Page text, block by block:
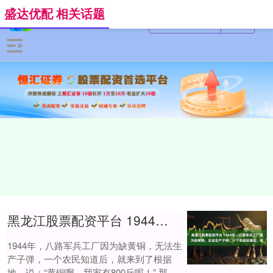
盛达优配 相关话题
黑龙江股票配资平台 1944年，八路军兵工厂因为缺黄铜，无法生产子弹，一个农民知道后，就
1944年，八路军兵工厂因为缺黄铜，无法生
产子弹，一个农民知道后，就来到了根据